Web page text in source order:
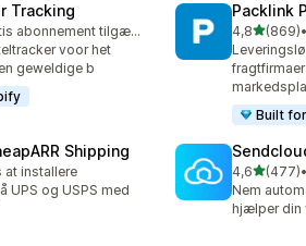
Tracking
i alt
Gratis abonnement tilgængeligt
voor het
geweldige b
Packlink
4,8ud af 5
(869)
869 •
Built
Shipping
alt
at installere
UPS og USPS med
4,6ud af 5
(477)
477 •
Nem
hjælper din